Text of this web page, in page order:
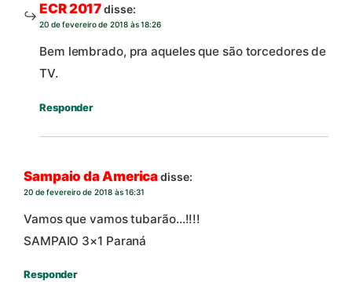
ECR 2017disse:
20 de fevereiro de 2018 às 18:26
Bem lembrado, pra aqueles que são torcedores de
TV.
Responder
Sampaio da Americadisse:
20 de fevereiro de 2018 às 16:31
Vamos que vamos tubarão…!!!!
SAMPAIO 3×1 Paraná
Responder